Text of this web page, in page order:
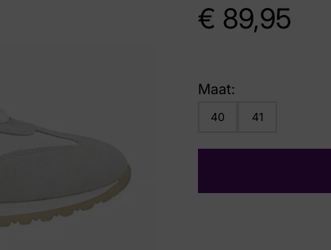
€ 89,95
Maat:
40 41